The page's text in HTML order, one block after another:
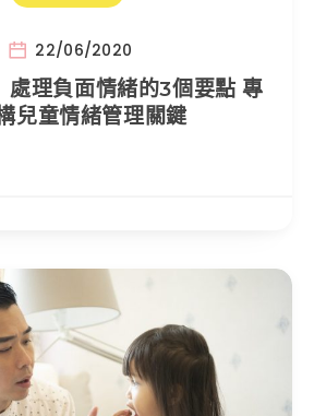
22/06/2020
處理負面情緒的3個要點 專
兒童情緒管理關鍵